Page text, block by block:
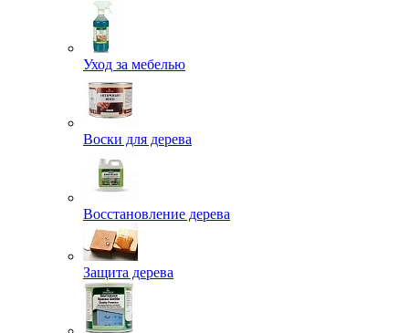
Уход за мебелью
Воски для дерева
Восстановление дерева
Защита дерева